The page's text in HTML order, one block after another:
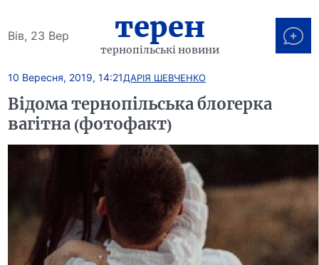
Вів, 23 Вер терен
тернопільські новини
10 Вересня, 2019, 14:21ДАРІЯ ШЕВЧЕНКО
Відома тернопільська блогерка
вагітна (фотофакт)